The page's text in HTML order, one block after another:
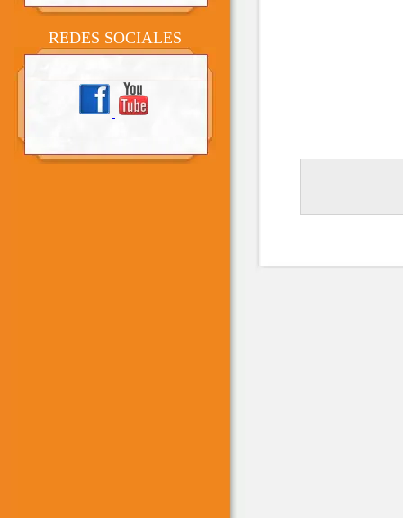
REDES SOCIALES